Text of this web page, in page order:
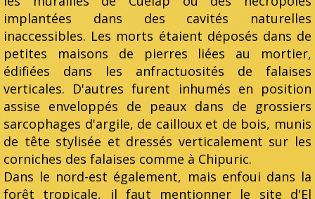
implantées dans des cavités naturelles
inaccessibles. Les morts étaient déposés dans de
petites maisons de pierres liées au mortier,
édifiées dans les anfractuosités de falaises
verticales. D'autres furent inhumés en position
assise enveloppés de peaux dans de grossiers
sarcophages d'argile, de cailloux et de bois, munis
de tête stylisée et dressés verticalement sur les
corniches des falaises comme à Chipuric.
Dans le nord-est également, mais enfoui dans la
forêt tropicale, il faut mentionner le site d'El